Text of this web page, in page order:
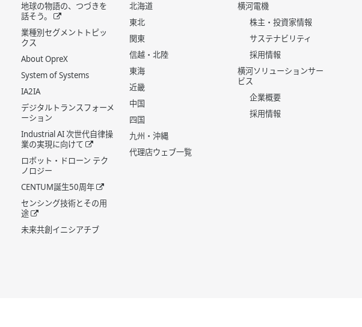
地球の物語の、つづきを
話そう。
業種別セグメントトピッ
クス
About OpreX
System of Systems
IA2IA
デジタルトランスフォーメ
ーション
Industrial AI 次世代自律操
業の実現に向けて
ロボット・ドローン テク
ノロジー
CENTUM誕生50周年
センシング技術とその用
途
未来共創イニシアチブ
北海道
東北
関東
信越・北陸
東海
近畿
中国
四国
九州・沖縄
代理店ウェブ一覧
横河電機
株主・投資家情報
サステナビリティ
採用情報
横河ソリューションサー
ビス
企業概要
採用情報